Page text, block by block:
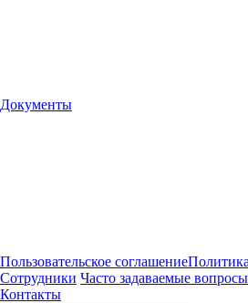
Документы
Пользовательское соглашение
Сотрудники Часто задаваемые вопросы
Контакты